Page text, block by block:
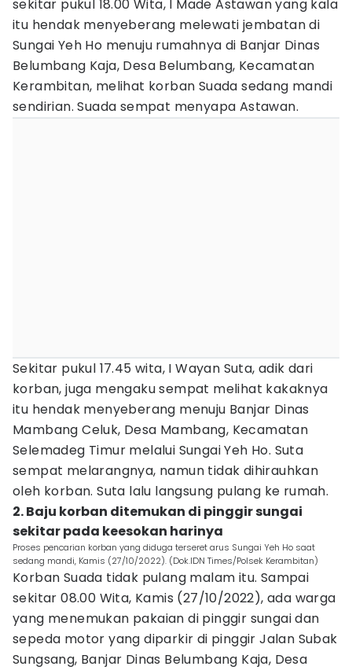
sekitar pukul 18.00 Wita, I Made Astawan yang kala
itu hendak menyeberang melewati jembatan di
Sungai Yeh Ho menuju rumahnya di Banjar Dinas
Belumbang Kaja, Desa Belumbang, Kecamatan
Kerambitan, melihat korban Suada sedang mandi
sendirian. Suada sempat menyapa Astawan.
Sekitar pukul 17.45 wita, I Wayan Suta, adik dari
korban, juga mengaku sempat melihat kakaknya
itu hendak menyeberang menuju Banjar Dinas
Mambang Celuk, Desa Mambang, Kecamatan
Selemadeg Timur melalui Sungai Yeh Ho. Suta
sempat melarangnya, namun tidak dihirauhkan
oleh korban. Suta lalu langsung pulang ke rumah.
2. Baju korban ditemukan di pinggir sungai
sekitar pada keesokan harinya
Proses pencarian korban yang diduga terseret arus Sungai Yeh Ho saat
sedang mandi, Kamis (27/10/2022). (Dok.IDN Times/Polsek Kerambitan)
Korban Suada tidak pulang malam itu. Sampai
sekitar 08.00 Wita, Kamis (27/10/2022), ada warga
yang menemukan pakaian di pinggir sungai dan
sepeda motor yang diparkir di pinggir Jalan Subak
Sungsang, Banjar Dinas Belumbang Kaja, Desa